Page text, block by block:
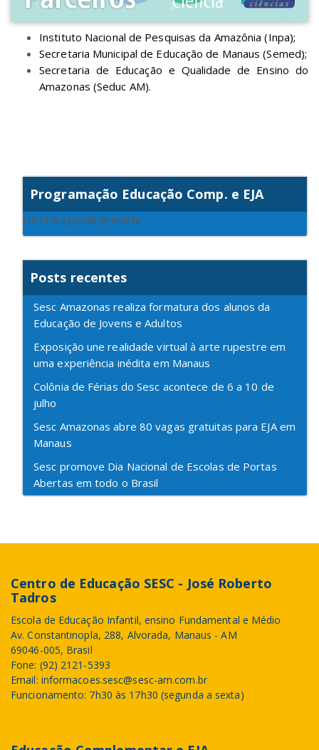
Instituto Nacional de Pesquisas da Amazônia (Inpa);
Secretaria Municipal de Educação de Manaus (Semed);
Secretaria de Educação e Qualidade de Ensino do
Amazonas (Seduc AM).
Programação Educação Comp. e EJA
Não há agenda prevista
Posts recentes
Sesc Amazonas realiza formatura dos alunos da
Educação de Jovens e Adultos
Exposição une realidade virtual à arte rupestre em
uma experiência inédita em Manaus
Colônia de Férias do Sesc acontece de 6 a 10 de
julho
Sesc Amazonas abre 80 vagas gratuitas para EJA em
Manaus
Sesc promove Dia Nacional de Escolas de Portas
Abertas em todo o Brasil
Centro de Educação SESC - José Roberto
Tadros
Escola de Educação Infantil, ensino Fundamental e Médio
Av. Constantinopla, 288, Alvorada, Manaus - AM
69046-005, Brasil
Fone: (92) 2121-5393
Email: informacoes.sesc@sesc-am.com.br
Funcionamento: 7h30 às 17h30 (segunda a sexta)